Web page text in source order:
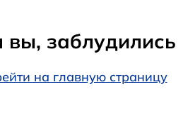
вы, заблудились
на главную страницу